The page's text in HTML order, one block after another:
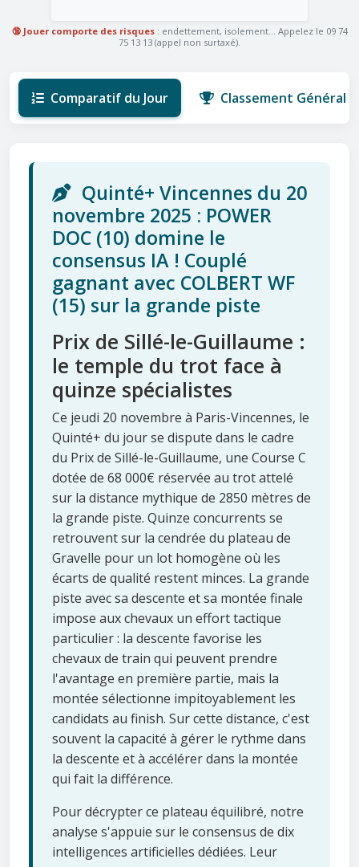
🔞 Jouer comporte des risques: endettement, isolement... Appelez le 09 74
75 13 13 (appel non surtaxé).
Comparatif du Jour Classement Général
Quinté+ Vincennes du 20
novembre 2025 : POWER
DOC (10) domine le
consensus IA ! Couplé
gagnant avec COLBERT WF
(15) sur la grande piste
Prix de Sillé-le-Guillaume :
le temple du trot face à
quinze spécialistes
Ce jeudi 20 novembre à Paris-Vincennes, le
Quinté+ du jour se dispute dans le cadre
du Prix de Sillé-le-Guillaume, une Course C
dotée de 68 000€ réservée au trot attelé
sur la distance mythique de 2850 mètres de
la grande piste. Quinze concurrents se
retrouvent sur la cendrée du plateau de
Gravelle pour un lot homogène où les
écarts de qualité restent minces. La grande
piste avec sa descente et sa montée finale
impose aux chevaux un effort tactique
particulier : la descente favorise les
chevaux de train qui peuvent prendre
l'avantage en première partie, mais la
montée sélectionne impitoyablement les
candidats au finish. Sur cette distance, c'est
souvent la capacité à gérer le rythme dans
la descente et à accélérer dans la montée
qui fait la différence.
Pour décrypter ce plateau équilibré, notre
analyse s'appuie sur le consensus de dix
intelligences artificielles dédiées. Leur